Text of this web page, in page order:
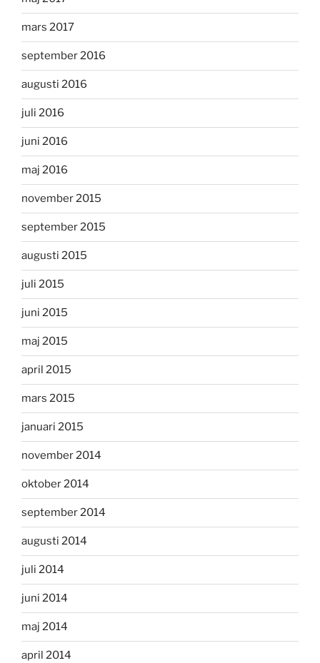
mars 2017
september 2016
augusti 2016
juli 2016
juni 2016
maj 2016
november 2015
september 2015
augusti 2015
juli 2015
juni 2015
maj 2015
april 2015
mars 2015
januari 2015
november 2014
oktober 2014
september 2014
augusti 2014
juli 2014
juni 2014
maj 2014
april 2014